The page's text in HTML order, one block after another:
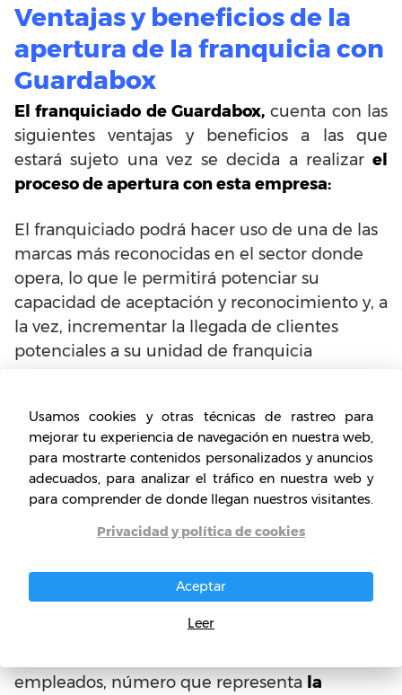
Ventajas y beneficios de la
apertura de la franquicia con
Guardabox
El franquiciado de Guardabox, cuenta con las
siguientes ventajas y beneficios a las que
estará sujeto una vez se decida a realizar el
proceso de apertura con esta empresa:
El franquiciado podrá hacer uso de una de las
marcas más reconocidas en el sector donde
opera, lo que le permitirá potenciar su
capacidad de aceptación y reconocimiento y, a
la vez, incrementar la llegada de clientes
potenciales a su unidad de franquicia
arquitectónico seguro , fuerte y de calidad del
cual podrá gozar el franquiciado con su
servicio
que su unidad de establecimiento con
La capacidad de empleados para la franquicia
empleados, número que representa la
Usamos cookies y otras técnicas de rastreo para
mejorar tu experiencia de navegación en nuestra web,
para mostrarte contenidos personalizados y anuncios
adecuados, para analizar el tráfico en nuestra web y
para comprender de donde llegan nuestros visitantes.
Privacidad y política de cookies
Aceptar
Leer